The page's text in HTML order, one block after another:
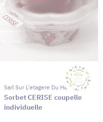
Sarl Sur L'etagere Du Haut
Sorbet CERISE coupelle
individuelle